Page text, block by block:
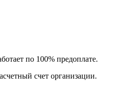
по 100% предоплате.
счет организации.